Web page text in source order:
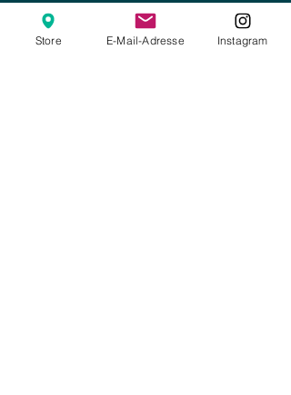
Weiterlesen >
Store E-Mail-Adresse Instagram